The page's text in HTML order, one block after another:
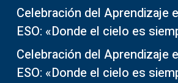
Celebración del Aprendizaje
ESO: «Donde el cielo es
Celebración del Aprendizaje
ESO: «Donde el cielo es